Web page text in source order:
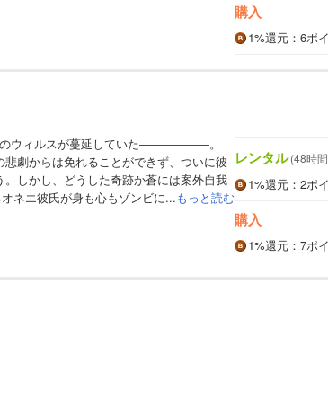
購入
1%還元 ：6ポ
のウィルスが蔓延していた――――――。
劇からは免れることができず、ついに彼
しかし、どうした奇跡か蒼には案外自我
ネエ彼氏が身も心もゾンビに...もっと読む
レンタル(48時
1%還元 ：2ポ
購入
1%還元 ：7ポ